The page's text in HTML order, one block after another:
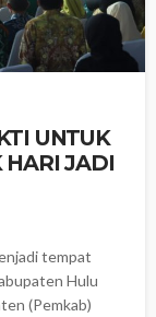
UNTUK
HARI JADI
tempat
Hulu
(Pemkab)